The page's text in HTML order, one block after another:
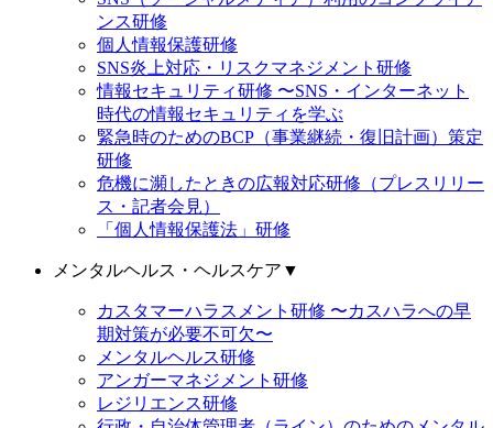
ンス研修
個人情報保護研修
SNS炎上対応・リスクマネジメント研修
情報セキュリティ研修 〜SNS・インターネット
時代の情報セキュリティを学ぶ
緊急時のためのBCP（事業継続・復旧計画）策定
研修
危機に瀕したときの広報対応研修（プレスリリー
ス・記者会見）
「個人情報保護法」研修
メンタルヘルス・ヘルスケア ▼
カスタマーハラスメント研修 〜カスハラへの早
期対策が必要不可欠〜
メンタルヘルス研修
アンガーマネジメント研修
レジリエンス研修